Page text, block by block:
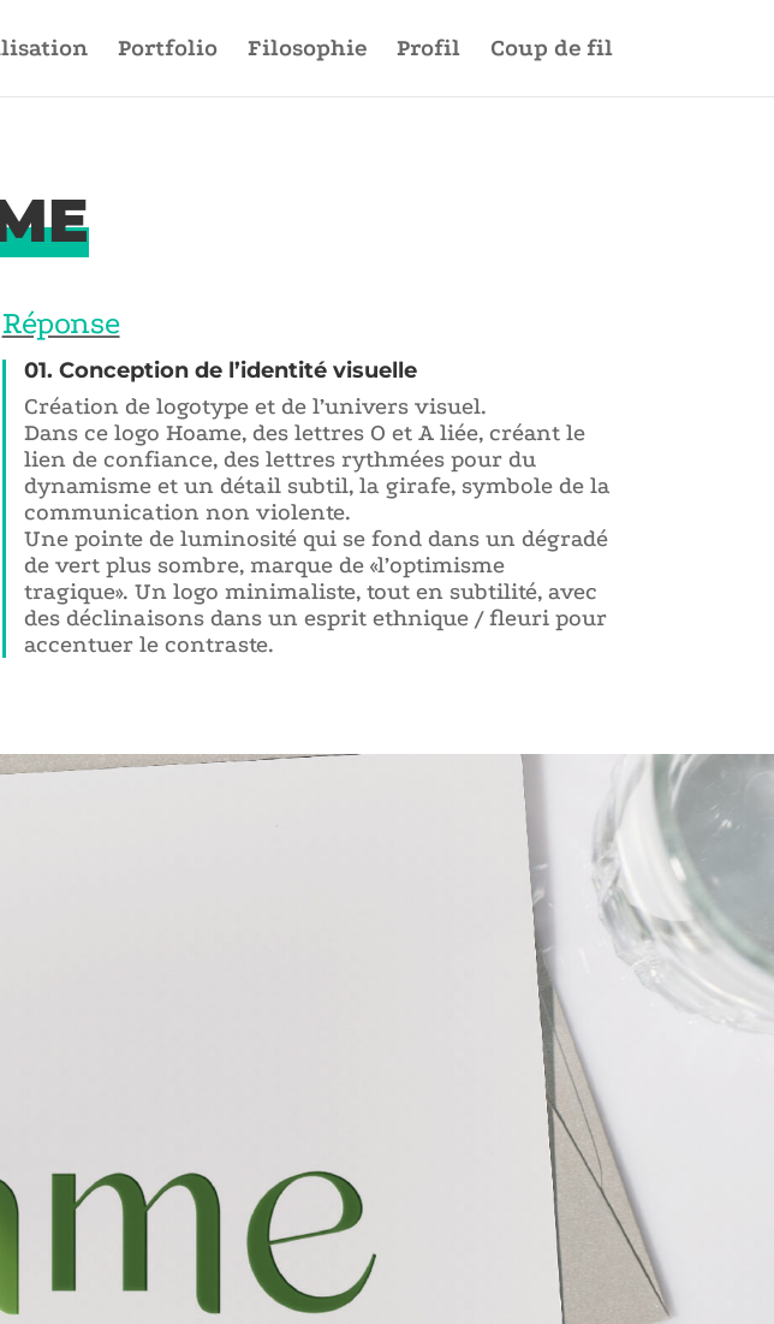
Portfolio Filosophie Profil Coup de fil
Réponse
01. Conception de l’identité visuelle
Création de logotype et de l’univers visuel.
Dans ce logo Hoame, des lettres O et A liée, créant le
lien de confiance, des lettres rythmées pour du
dynamisme et un détail subtil, la girafe, symbole de la
communication non violente.
Une pointe de luminosité qui se fond dans un dégradé
de vert plus sombre, marque de «l’optimisme
tragique». Un logo minimaliste, tout en subtilité, avec
des déclinaisons dans un esprit ethnique / fleuri pour
accentuer le contraste.